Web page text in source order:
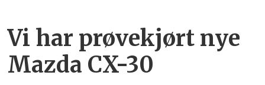
Vi har prøvekjørt nye
Mazda CX-30